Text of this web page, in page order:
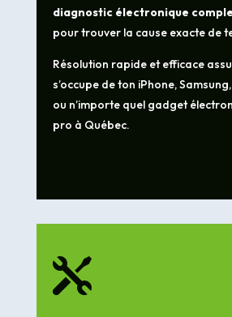
diagnostic électronique
pour trouver la cause exacte de
Résolution rapide et efficace
s’occupe de ton iPhone,
ou n’importe quel gadget
pro à Québec.
